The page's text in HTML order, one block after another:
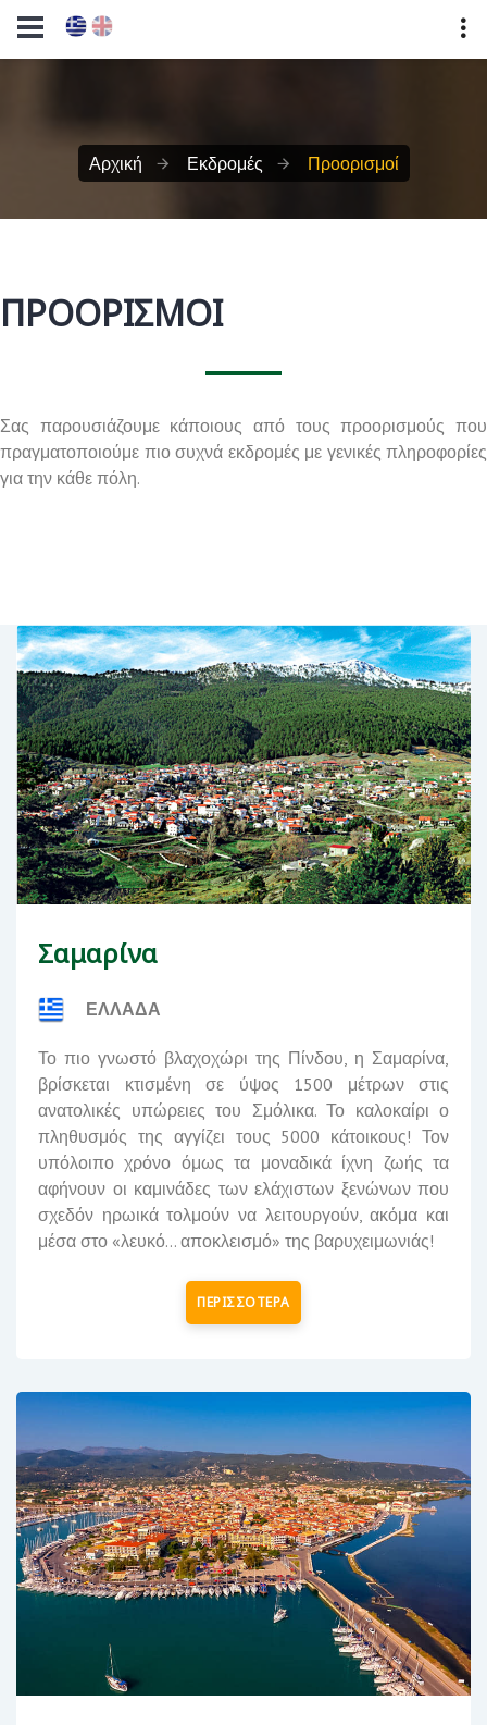
Αρχική Εκδρομές Προορισμοί
ΠΡΟΟΡΙΣΜΟΊ
Σας παρουσιάζουμε κάποιους από τους προορισμούς που
πραγματοποιούμε πιο συχνά εκδρομές με γενικές πληροφορίες
για την κάθε πόλη.
Σαμαρίνα
ΕΛΛΑΔΑ
Το πιο γνωστό βλαχοχώρι της Πίνδου, η Σαμαρίνα,
βρίσκεται κτισμένη σε ύψος 1500 μέτρων στις
ανατολικές υπώρειες του Σμόλικα. Το καλοκαίρι ο
πληθυσμός της αγγίζει τους 5000 κάτοικους! Τον
υπόλοιπο χρόνο όμως τα μοναδικά ίχνη ζωής τα
αφήνουν οι καμινάδες των ελάχιστων ξενώνων που
σχεδόν ηρωικά τολμούν να λειτουργούν, ακόμα και
μέσα στο «λευκό… αποκλεισμό» της βαρυχειμωνιάς!
ΠΕΡΙΣΣΟΤΕΡΑ